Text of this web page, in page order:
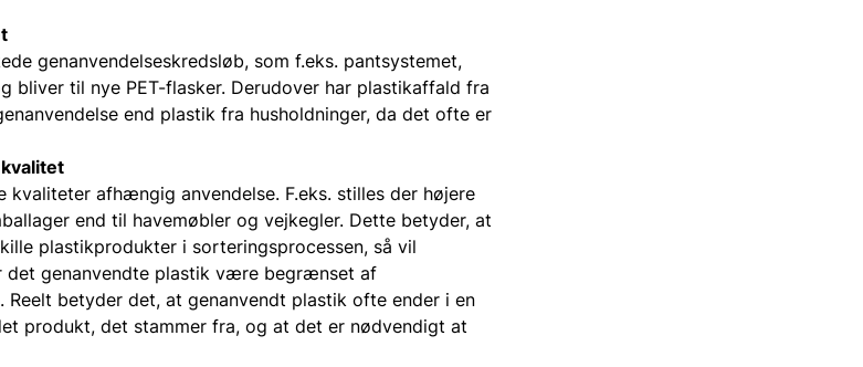
genanvendelseskredsløb, som f.eks. pantsystemet,
bliver til nye PET-flasker. Derudover har plastikaffald fra
end plastik fra husholdninger, da det ofte er
kvaliteter afhængig anvendelse. F.eks. stilles der højere
end til havemøbler og vejkegler. Dette betyder, at
plastikprodukter i sorteringsprocessen, så vil
det genanvendte plastik være begrænset af
Reelt betyder det, at genanvendt plastik ofte ender i en
produkt, det stammer fra, og at det er nødvendigt at